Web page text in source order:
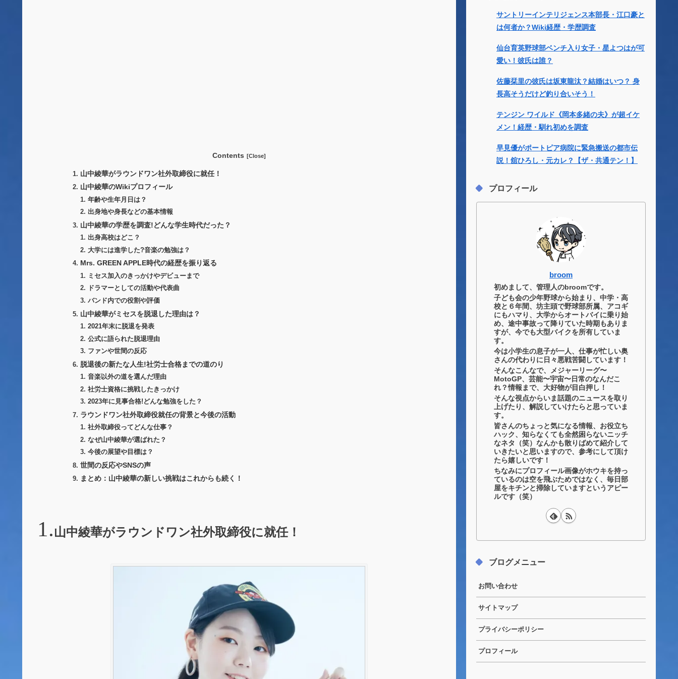
Contents
山中綾華がラウンドワン社外取締役に就任！
山中綾華のWikiプロフィール
年齢や生年月日は？
出身地や身長などの基本情報
山中綾華の学歴を調査!どんな学生時代だった？
出身高校はどこ？
大学には進学した?音楽の勉強は？
Mrs. GREEN APPLE時代の経歴を振り返る
ミセス加入のきっかけやデビューまで
ドラマーとしての活動や代表曲
バンド内での役割や評価
山中綾華がミセスを脱退した理由は？
2021年末に脱退を発表
公式に語られた脱退理由
ファンや世間の反応
脱退後の新たな人生!社労士合格までの道のり
音楽以外の道を選んだ理由
社労士資格に挑戦したきっかけ
2023年に見事合格!どんな勉強をした？
ラウンドワン社外取締役就任の背景と今後の活動
社外取締役ってどんな仕事？
なぜ山中綾華が選ばれた？
今後の展望や目標は？
世間の反応やSNSの声
まとめ：山中綾華の新しい挑戦はこれからも続く！
山中綾華がラウンドワン社外取締役に就任！
サントリーインテリジェンス本部長・江口豪と
は何者か？Wiki経歴・学歴調査
仙台育英野球部ベンチ入り女子・星よつはが可
愛い！彼氏は誰？
佐藤栞里の彼氏は坂東龍汰？結婚はいつ？ 身
長高そうだけど釣り合いそう！
テンジン ワイルド《岡本多緒の夫》が超イケ
メン！経歴・馴れ初めを調査
早見優がポートピア病院に緊急搬送の都市伝
説！舘ひろし・元カレ？【ザ・共通テン！】
プロフィール
broom
初めまして、管理人のbroomです。
子ども会の少年野球から始まり、中学・高
校と６年間、坊主頭で野球部所属、アコギ
にもハマり、大学からオートバイに乗り始
め、途中事故って降りていた時期もありま
すが、今でも大型バイクを所有していま
す。
今は小学生の息子が一人、仕事が忙しい奥
さんの代わりに日々悪戦苦闘しています！
そんなこんなで、メジャーリーグ〜
MotoGP、芸能〜宇宙〜日常のなんだこ
れ？情報まで、大好物が目白押し！
そんな視点からいま話題のニュースを取り
上げたり、解説していけたらと思っていま
す。
皆さんのちょっと気になる情報、お役立ち
ハック、知らなくても全然困らないニッチ
なネタ（笑）なんかも散りばめて紹介して
いきたいと思いますので、参考にして頂け
たら嬉しいです！
ちなみにプロフィール画像がホウキを持っ
ているのは空を飛ぶためではなく、毎日部
屋をキチンと掃除していますというアピー
ルです（笑）
ブログメニュー
お問い合わせ
サイトマップ
プライバシーポリシー
プロフィール